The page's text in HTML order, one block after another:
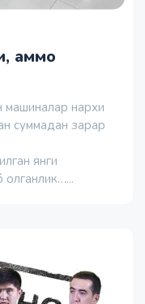
аммо
машиналар нархи
суммадан зарар
янги
олганлик…...